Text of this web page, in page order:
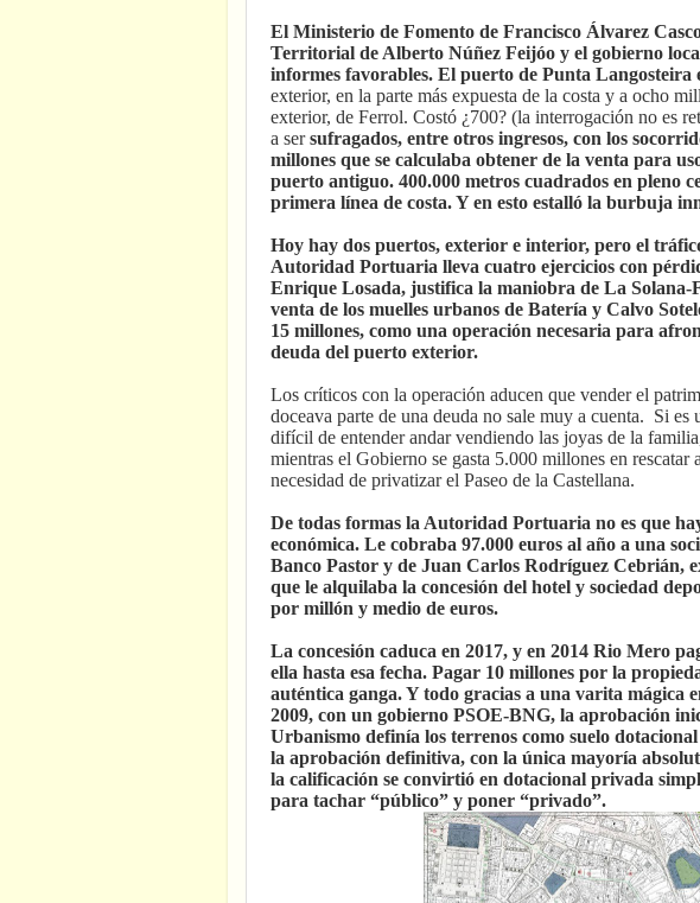
El Ministerio de Fomento de Francisco Álvarez
Territorial de Alberto Núñez Feijóo y el gobierno
informes favorables. El puerto de Punta Langosteira
exterior, en la parte más expuesta de la costa y a ocho
exterior, de Ferrol. Costó ¿700? (la interrogación no es
a sersufragados, entre otros ingresos, con los
millones que se calculaba obtener de la venta para
puerto antiguo. 400.000 metros cuadrados en pleno
primera línea de costa. Y en esto estalló la burbuja
Hoy hay dos puertos, exterior e interior, pero el
Autoridad Portuaria lleva cuatro ejercicios con
Enrique Losada, justifica la maniobra de La Solana-
venta de los muelles urbanos de Batería y Calvo
15 millones, como una operación necesaria para
deuda del puerto exterior.
Los críticos con la operación aducen que vender el
doceava parte de una deuda no sale muy a cuenta. Si es
difícil de entender andar vendiendo las joyas de la
mientras el Gobierno se gasta 5.000 millones en rescatar
necesidad de privatizar el Paseo de la Castellana.
De todas formas la Autoridad Portuaria no es que
económica. Le cobraba 97.000 euros al año a una
Banco Pastor y de Juan Carlos Rodríguez Cebrián,
que le alquilaba la concesión del hotel y sociedad
por millón y medio de euros.
La concesión caduca en 2017, y en 2014 Rio Mero
ella hasta esa fecha. Pagar 10 millones por la
auténtica ganga. Y todo gracias a una varita mágica
2009, con un gobierno PSOE-BNG, la aprobación
Urbanismo definía los terrenos como suelo
la aprobación definitiva, con la única mayoría
la calificación se convirtió en dotacional privada
para tachar “público” y poner “privado”.